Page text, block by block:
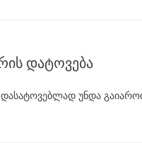
დატოვება
დასატოვებლად უნდა